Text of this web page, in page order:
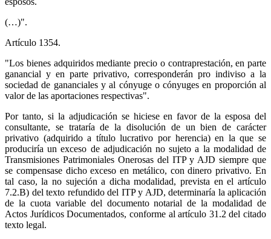
(…)".
Artículo 1354.
"Los bienes adquiridos mediante precio o contraprestación, en parte
ganancial y en parte privativo, corresponderán pro indiviso a la
sociedad de gananciales y al cónyuge o cónyuges en proporción al
valor de las aportaciones respectivas".
Por tanto, si la adjudicación se hiciese en favor de la esposa del
consultante, se trataría de la disolución de un bien de carácter
privativo (adquirido a título lucrativo por herencia) en la que se
produciría un exceso de adjudicación no sujeto a la modalidad de
Transmisiones Patrimoniales Onerosas del ITP y AJD siempre que
se compensase dicho exceso en metálico, con dinero privativo. En
tal caso, la no sujeción a dicha modalidad, prevista en el artículo
7.2.B) del texto refundido del ITP y AJD, determinaría la aplicación
de la cuota variable del documento notarial de la modalidad de
Actos Jurídicos Documentados, conforme al artículo 31.2 del citado
texto legal.